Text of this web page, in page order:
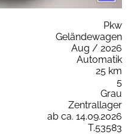
Pkw
Geländewagen
Aug / 2026
Automatik
25 km
5
Grau
Zentrallager
ab ca. 14.09.2026
T.53583